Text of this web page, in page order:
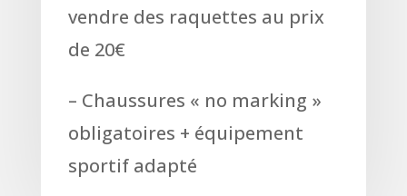
vendre des raquettes au prix
de 20€
– Chaussures « no marking »
obligatoires + équipement
sportif adapté